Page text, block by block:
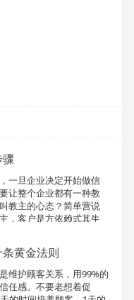
一旦企业决定开始做信
让整个企业都有一种教
教主的心态？简单营说
，客户是方依赖式其生
一下改变整个观念是有
要明白点这一点就以做
内部所有人
黄金法则
维护顾客关系，用99%的
任感。不要老想着促